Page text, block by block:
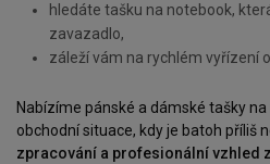
hledáte tašku na notebook,
zavazadlo,
záleží vám na rychlém vyřízení
Nabízíme pánské a dámské tašky
obchodní situace, kdy je batoh příliš
zpracování a profesionální vzhled